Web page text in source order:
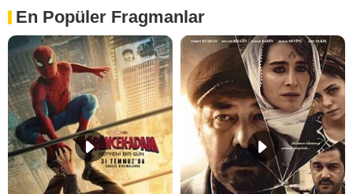
En Popüler Fragmanlar